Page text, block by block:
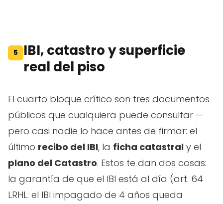
5
IBI, catastro y superficie
real del piso
El cuarto bloque crítico son tres documentos
públicos que cualquiera puede consultar —
pero casi nadie lo hace antes de firmar: el
último recibo del IBI, la ficha catastral y el
plano del Catastro. Estos te dan dos cosas:
la garantía de que el IBI está al día (art. 64
LRHL: el IBI impagado de 4 años queda